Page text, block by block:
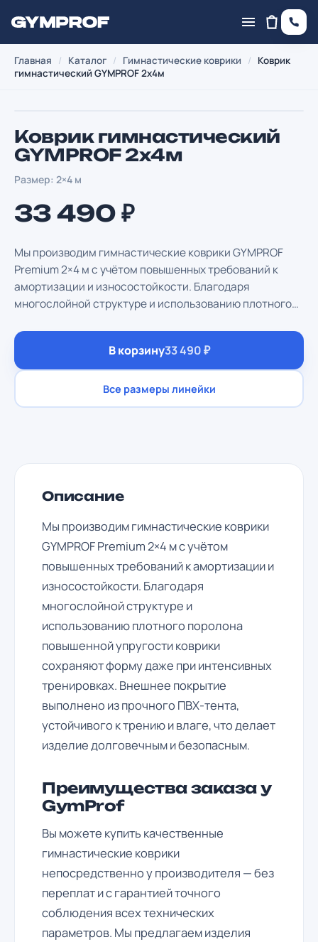
Главная / Каталог / Гимнастические коврики /
Коврик
гимнастический GYMPROF 2х4м
Коврик гимнастический
GYMPROF 2х4м
Размер: 2×4 м
33 490 ₽
Мы производим гимнастические коврики GYMPROF
Premium 2×4 м с учётом повышенных требований к
амортизации и износостойкости. Благодаря
многослойной структуре и использованию плотного
форму даже при интенсивных тренировках. Внешнее
покрытие выполнено из прочного ПВХ-тента,
устойчивого к трению и влаге, что делает изделие
долговечным и безопасным.
В корзину33 490 ₽
Все размеры линейки
Описание
Мы производим гимнастические коврики
GYMPROF Premium 2×4 м с учётом
повышенных требований к амортизации и
износостойкости. Благодаря
многослойной структуре и
использованию плотного поролона
повышенной упругости коврики
сохраняют форму даже при интенсивных
тренировках. Внешнее покрытие
выполнено из прочного ПВХ-тента,
устойчивого к трению и влаге, что делает
изделие долговечным и безопасным.
Преимущества заказа у
GymProf
Вы можете купить качественные
гимнастические коврики
непосредственно у производителя — без
переплат и с гарантией точного
соблюдения всех технических
параметров. Мы предлагаем изделия